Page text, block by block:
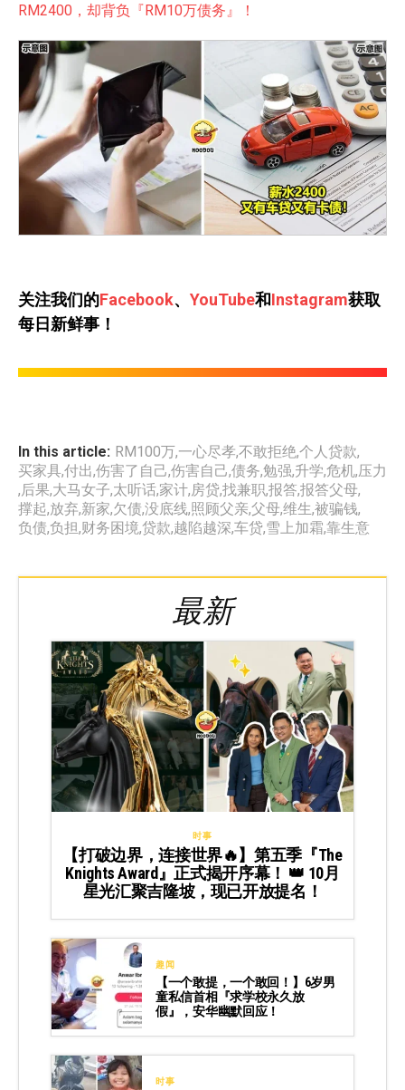
RM2400，却背负『RM10万债务』！
关注我们的Facebook、 YouTube和Instagram获取
每日新鲜事！
In this article: RM100万,一心尽孝,不敢拒绝,个人贷款,
买家具,付出,伤害了自己,伤害自己,债务,勉强,升学,危机,压力
,后果,大马女子,太听话,家计,房贷,找兼职,报答,报答父母,
撑起,放弃,新家,欠债,没底线,照顾父亲,父母,维生,被骗钱,
负债,负担,财务困境,贷款,越陷越深,车贷,雪上加霜,靠生意
最新
时事
【打破边界，连接世界🔥】第五季『The
Knights Award』正式揭开序幕！ 👑 10月
星光汇聚吉隆坡，现已开放提名！
趣闻
【一个敢提，一个敢回！】6岁男
童私信首相『求学校永久放
假』，安华幽默回应！
时事